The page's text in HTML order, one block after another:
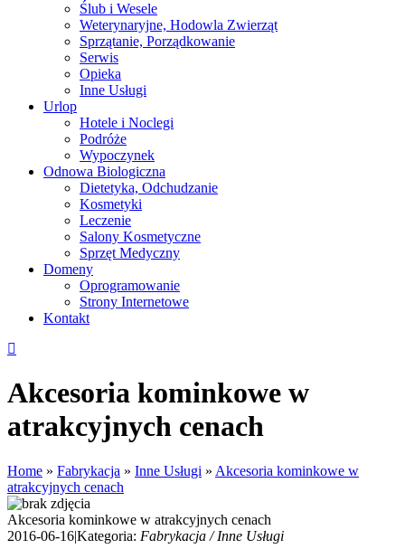
Ślub i Wesele
Weterynaryjne, Hodowla Zwierząt
Sprzątanie, Porządkowanie
Serwis
Opieka
Inne Usługi
Urlop
Hotele i Noclegi
Podróże
Wypoczynek
Odnowa Biologiczna
Dietetyka, Odchudzanie
Kosmetyki
Leczenie
Salony Kosmetyczne
Sprzęt Medyczny
Domeny
Oprogramowanie
Strony Internetowe
Kontakt
Akcesoria kominkowe w
atrakcyjnych cenach
Home » Fabrykacja » Inne Usługi » Akcesoria kominkowe w
atrakcyjnych cenach
Akcesoria kominkowe w atrakcyjnych cenach
2016-06-16|Kategoria: Fabrykacja / Inne Usługi